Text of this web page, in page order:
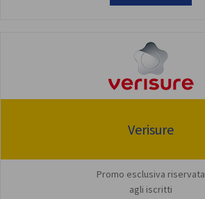
Verisure
Promo esclusiva riservata
agli iscritti